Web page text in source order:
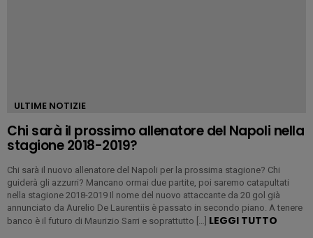
ULTIME NOTIZIE
Chi sarà il prossimo allenatore del Napoli nella
stagione 2018-2019?
Chi sarà il nuovo allenatore del Napoli per la prossima stagione? Chi
guiderà gli azzurri? Mancano ormai due partite, poi saremo catapultati
nella stagione 2018-2019 Il nome del nuovo attaccante da 20 gol già
annunciato da Aurelio De Laurentiis è passato in secondo piano. A tenere
banco è il futuro di Maurizio Sarri e soprattutto […] LEGGI TUTTO